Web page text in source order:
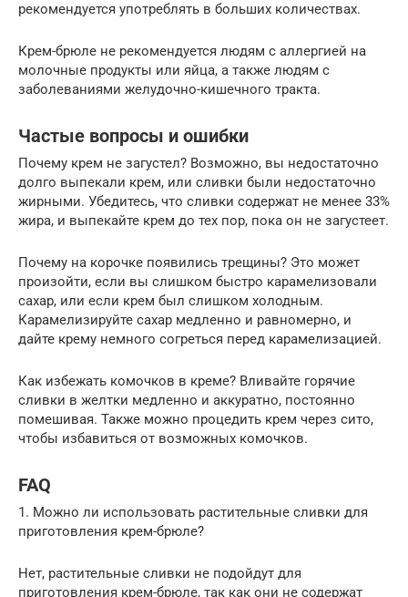
рекомендуется употреблять в больших количествах.
Крем-брюле не рекомендуется людям с аллергией на
молочные продукты или яйца, а также людям с
заболеваниями желудочно-кишечного тракта.
Частые вопросы и ошибки
Почему крем не загустел? Возможно, вы недостаточно
долго выпекали крем, или сливки были недостаточно
жирными. Убедитесь, что сливки содержат не менее 33%
жира, и выпекайте крем до тех пор, пока он не загустеет.
Почему на корочке появились трещины? Это может
произойти, если вы слишком быстро карамелизовали
сахар, или если крем был слишком холодным.
Карамелизируйте сахар медленно и равномерно, и
дайте крему немного согреться перед карамелизацией.
Как избежать комочков в креме? Вливайте горячие
сливки в желтки медленно и аккуратно, постоянно
помешивая. Также можно процедить крем через сито,
чтобы избавиться от возможных комочков.
FAQ
1. Можно ли использовать растительные сливки для
приготовления крем-брюле?
Нет, растительные сливки не подойдут для
приготовления крем-брюле, так как они не содержат